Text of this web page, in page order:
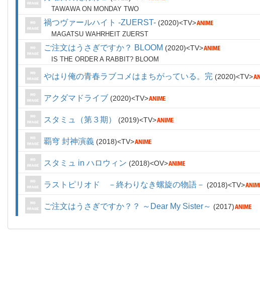
TAWAWA ON MONDAY TWO
禍つヴァールハイト -ZUERST- 2020 TV
MAGATSU WAHRHEIT ZUERST
ご注文はうさぎですか？ BLOOM 2020 TV
IS THE ORDER A RABBIT? BLOOM
やはり俺の青春ラブコメはまちがっている。完 2020 TV
アクダマドライブ 2020 TV
スタミュ（第３期） 2019 TV
覇穹 封神演義 2018 TV
スタミュ in ハロウィン 2018 OV
ラストピリオド －終わりなき螺旋の物語－ 2018 TV
ご注文はうさぎですか？？ ～Dear My Sister～ 2017